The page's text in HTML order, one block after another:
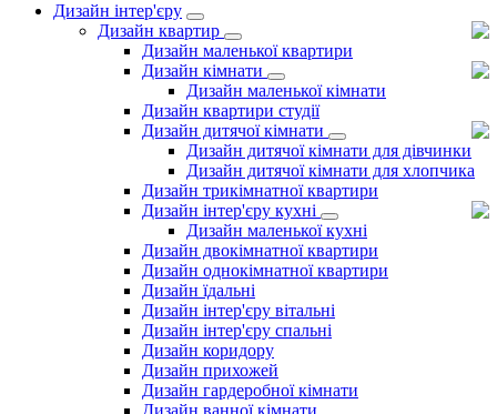
Дизайн інтер'єру
Дизайн квартир
Дизайн маленької квартири
Дизайн кімнати
Дизайн маленької кімнати
Дизайн квартири студії
Дизайн дитячої кімнати
Дизайн дитячої кімнати для дівчинки
Дизайн дитячої кімнати для хлопчика
Дизайн трикімнатної квартири
Дизайн інтер'єру кухні
Дизайн маленької кухні
Дизайн двокімнатної квартири
Дизайн однокімнатної квартири
Дизайн їдальні
Дизайн інтер'єру вітальні
Дизайн інтер'єру спальні
Дизайн коридору
Дизайн прихожей
Дизайн гардеробної кімнати
Дизайн ванної кімнати